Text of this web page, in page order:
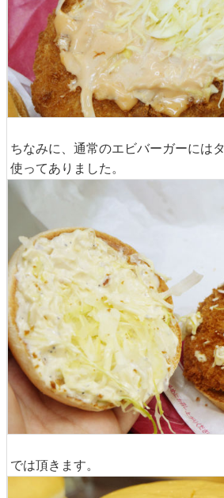
ちなみに、通常のエビバーガーには
使ってありました。
では頂きます。